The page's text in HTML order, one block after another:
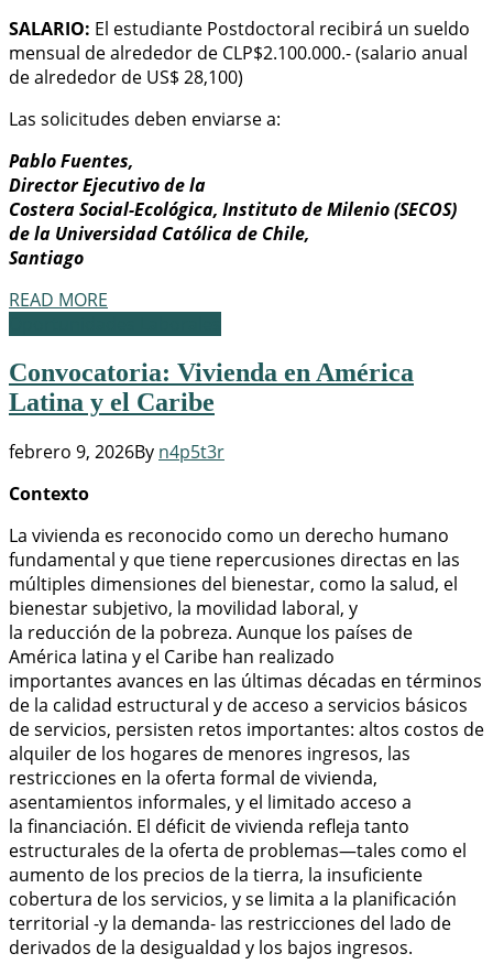
SALARIO: El estudiante Postdoctoral recibirá un sueldo
mensual de alrededor de CLP$2.100.000.- (salario anual
de alrededor de US$ 28,100)
Las solicitudes deben enviarse a:
Pablo Fuentes,
Director Ejecutivo de la
Costera Social-Ecológica, Instituto de Milenio (SECOS)
de la Universidad Católica de Chile,
Santiago
READ MORE
Convocatoria: Vivienda en América
Latina y el Caribe
febrero 9, 2026By n4p5t3r
Contexto
La vivienda es reconocido como un derecho humano
fundamental y que tiene repercusiones directas en las
múltiples dimensiones del bienestar, como la salud, el
bienestar subjetivo, la movilidad laboral, y
la reducción de la pobreza. Aunque los países de
América latina y el Caribe han realizado
importantes avances en las últimas décadas en términos
de la calidad estructural y de acceso a servicios básicos
de servicios, persisten retos importantes: altos costos de
alquiler de los hogares de menores ingresos, las
restricciones en la oferta formal de vivienda,
asentamientos informales, y el limitado acceso a
la financiación. El déficit de vivienda refleja tanto
estructurales de la oferta de problemas—tales como el
aumento de los precios de la tierra, la insuficiente
cobertura de los servicios, y se limita a la planificación
territorial -y la demanda- las restricciones del lado de
derivados de la desigualdad y los bajos ingresos.